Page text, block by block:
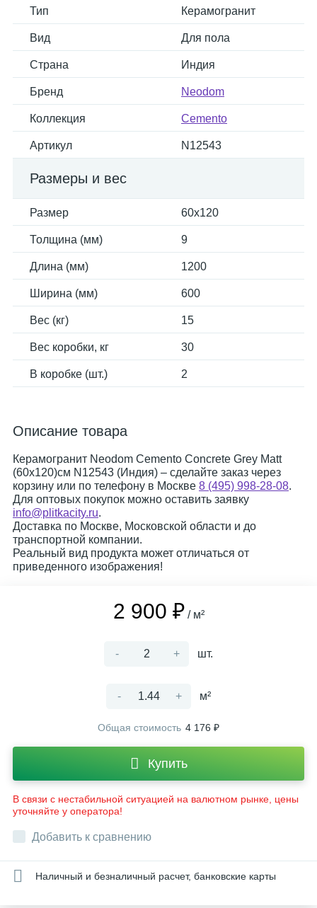
Тип Керамогранит
Вид Для пола
Страна Индия
Бренд Neodom
Коллекция Cemento
Артикул N12543
Размеры и вес
Размер 60x120
Толщина (мм) 9
Длина (мм) 1200
Ширина (мм) 600
Вес (кг) 15
Вес коробки, кг 30
В коробке (шт.) 2
Описание товара
Керамогранит Neodom Cemento Concrete Grey Matt
(60x120)см N12543 (Индия) – сделайте заказ через
корзину или по телефону в Москве 8 (495) 998-28-08.
Для оптовых покупок можно оставить заявку
info@plitkacity.ru.
Доставка по Москве, Московской области и до
транспортной компании.
Реальный вид продукта может отличаться от
приведенного изображения!
2 900 ₽ / м²
- + шт.
- + м²
Общая стоимость 4 176 ₽
Купить
В связи с нестабильной ситуацией на валютном рынке, цены
уточняйте у оператора!
Добавить к сравнению
Наличный и безналичный расчет, банковские карты